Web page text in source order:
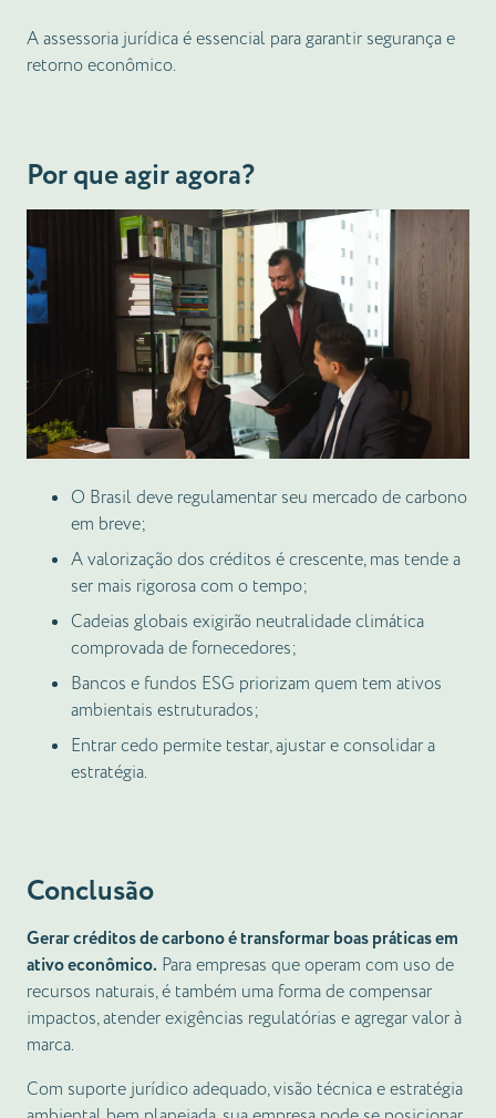
A assessoria jurídica é essencial para garantir segurança e
retorno econômico.
Por que agir agora?
O Brasil deve regulamentar seu mercado de carbono
em breve;
A valorização dos créditos é crescente, mas tende a
ser mais rigorosa com o tempo;
Cadeias globais exigirão neutralidade climática
comprovada de fornecedores;
Bancos e fundos ESG priorizam quem tem ativos
ambientais estruturados;
Entrar cedo permite testar, ajustar e consolidar a
estratégia.
Conclusão
Gerar créditos de carbono é transformar boas práticas em
ativo econômico. Para empresas que operam com uso de
recursos naturais, é também uma forma de compensar
impactos, atender exigências regulatórias e agregar valor à
marca.
Com suporte jurídico adequado, visão técnica e estratégia